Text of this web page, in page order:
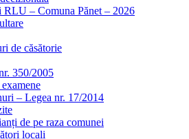
RLU – Comuna Pănet – 2026
de căsătorie
350/2005
– Legea nr. 17/2014
de pe raza comunei
locali